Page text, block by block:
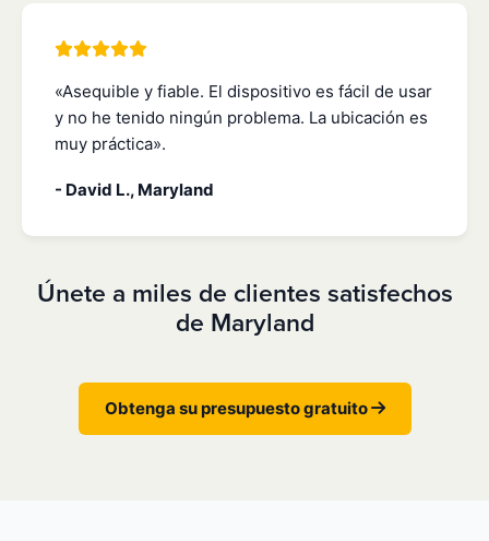
«Asequible y fiable. El dispositivo es fácil de usar
y no he tenido ningún problema. La ubicación es
muy práctica».
- David L., Maryland
Únete a miles de clientes satisfechos
de Maryland
Obtenga su presupuesto gratuito